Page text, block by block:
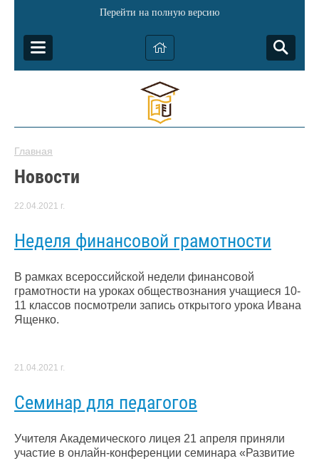
Перейти на полную версию
Главная
Новости
22.04.2021 г.
Неделя финансовой грамотности
В рамках всероссийской недели финансовой
грамотности на уроках обществознания учащиеся 10-
11 классов посмотрели запись открытого урока Ивана
Ященко.
21.04.2021 г.
Семинар для педагогов
Учителя Академического лицея 21 апреля приняли
участие в онлайн-конференции семинара «Развитие